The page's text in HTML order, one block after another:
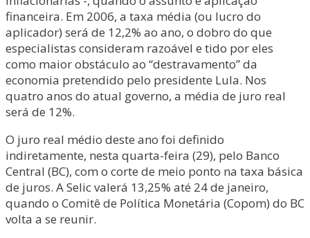
financeira. Em 2006, a taxa média (ou lucro do
aplicador) será de 12,2% ao ano, o dobro do que
especialistas consideram razoável e tido por eles
como maior obstáculo ao “destravamento” da
economia pretendido pelo presidente Lula. Nos
quatro anos do atual governo, a média de juro real
será de 12%.
O juro real médio deste ano foi definido
indiretamente, nesta quarta-feira (29), pelo Banco
Central (BC), com o corte de meio ponto na taxa básica
de juros. A Selic valerá 13,25% até 24 de janeiro,
quando o Comitê de Política Monetária (Copom) do BC
volta a se reunir.